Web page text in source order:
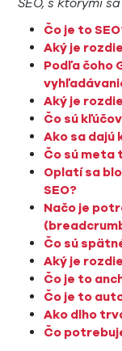
SEO, s ktorými
Čo je to
Aký je
Podľa čoho
Aký je
Čo sú
Ako sa dajú
Čo sú meta
Oplatí sa
SEO?
Načo je
Čo sú
Aký je
Čo je to
Čo je to
Ako dlho
Čo